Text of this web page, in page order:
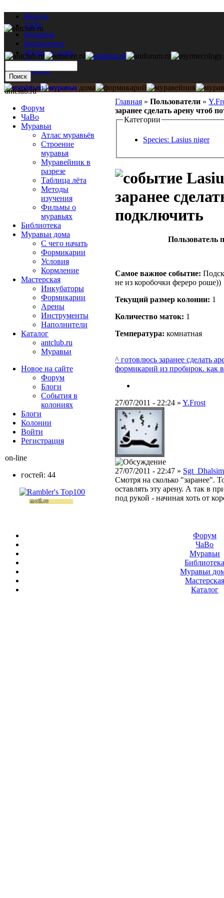
Форум
ЧаВо
Муравьи
Библиотека
Муравьи дома
Мастерская
Каталог
Главная » Пользователи »
заранее сделать арену чтоб
Категории
Species: Lasius niger
заранее
подключить
Пользователь
Самое важное событие:
не из коробочки фереро роше))
Текущий размер кoлонии: 1
Количество маток: 1
Температура: комнатная
^ готовлюсь заранее сделать
формикарий из пробирок. как
27/07/2011 - 22:24 » Y.Frost
27/07/2011 - 22:47 » Sgt_Dhalsim
Смотря на сколько "заранее".
оставлять эту арену. А так в
под рукой - начиная хоть от
antclub.ru
Форум
ЧаВо
Муравьи
Атлас муравьёв
Строение
муравья
Муравейник в
разрезе
Таблица лёта
Методы
изучения
Фильмы о
муравьях
Библиотека
Муравьи дома
С чего начать
Формикарии
Условия
Кормление
Мастерская
Инкубаторы
Формикарии
Арены
Инструменты
Наполнители
Каталог
antclub.ru
Муравьи
Новое на сайте
Форум
Блоги
События в
колониях
Блоги
Колонии
Войти
Peгиcтpaция
on-line
гостей: 44
Форум
ЧаВо
Муравьи
Муравьи
Мастерская
Каталог